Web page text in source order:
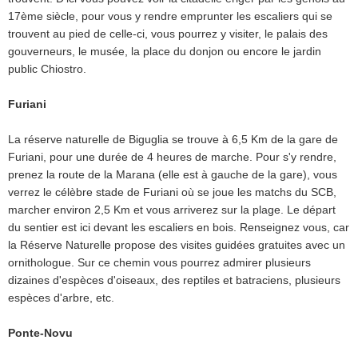
17ème siècle, pour vous y rendre emprunter les escaliers qui se
trouvent au pied de celle-ci, vous pourrez y visiter, le palais des
gouverneurs, le musée, la place du donjon ou encore le jardin
public Chiostro.
Furiani
La réserve naturelle de Biguglia se trouve à 6,5 Km de la gare de
Furiani, pour une durée de 4 heures de marche. Pour s'y rendre,
prenez la route de la Marana (elle est à gauche de la gare), vous
verrez le célèbre stade de Furiani où se joue les matchs du SCB,
marcher environ 2,5 Km et vous arriverez sur la plage. Le départ
du sentier est ici devant les escaliers en bois. Renseignez vous, car
la Réserve Naturelle propose des visites guidées gratuites avec un
ornithologue. Sur ce chemin vous pourrez admirer plusieurs
dizaines d'espèces d'oiseaux, des reptiles et batraciens, plusieurs
espèces d'arbre, etc.
Ponte-Novu